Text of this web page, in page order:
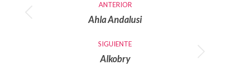
publicaciones
ANTERIOR
Publicación
Ahla Andalusi
SIGUIENTE
Publicación
Alkobry